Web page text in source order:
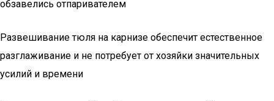
обзавелись отпаривателем
Развешивание тюля на карнизе обеспечит естественное
разглаживание и не потребует от хозяйки значительных
усилий и времени